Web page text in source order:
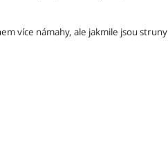
více námahy, ale jakmile jsou struny